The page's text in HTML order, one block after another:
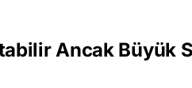
Ancak Büyük